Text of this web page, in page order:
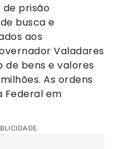
de prisão
busca e
aos
Valadares
de bens e valores
As ordens
Federal em